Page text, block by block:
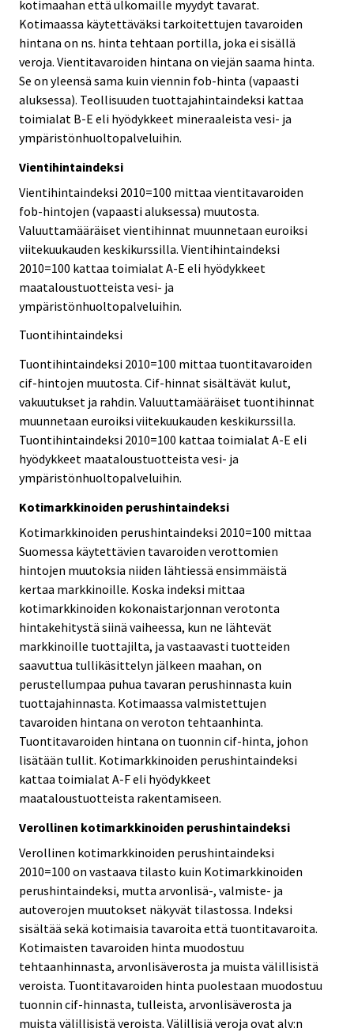
kotimaahan että ulkomaille myydyt tavarat.
Kotimaassa käytettäväksi tarkoitettujen tavaroiden
hintana on ns. hinta tehtaan portilla, joka ei sisällä
veroja. Vientitavaroiden hintana on viejän saama hinta.
Se on yleensä sama kuin viennin fob-hinta (vapaasti
aluksessa). Teollisuuden tuottajahintaindeksi kattaa
toimialat B-E eli hyödykkeet mineraaleista vesi- ja
ympäristönhuoltopalveluihin.
Vientihintaindeksi
Vientihintaindeksi 2010=100 mittaa vientitavaroiden
fob-hintojen (vapaasti aluksessa) muutosta.
Valuuttamääräiset vientihinnat muunnetaan euroiksi
viitekuukauden keskikurssilla. Vientihintaindeksi
2010=100 kattaa toimialat A-E eli hyödykkeet
maataloustuotteista vesi- ja
ympäristönhuoltopalveluihin.
Tuontihintaindeksi
Tuontihintaindeksi 2010=100 mittaa tuontitavaroiden
cif-hintojen muutosta. Cif-hinnat sisältävät kulut,
vakuutukset ja rahdin. Valuuttamääräiset tuontihinnat
muunnetaan euroiksi viitekuukauden keskikurssilla.
Tuontihintaindeksi 2010=100 kattaa toimialat A-E eli
hyödykkeet maataloustuotteista vesi- ja
ympäristönhuoltopalveluihin.
Kotimarkkinoiden perushintaindeksi
Kotimarkkinoiden perushintaindeksi 2010=100 mittaa
Suomessa käytettävien tavaroiden verottomien
hintojen muutoksia niiden lähtiessä ensimmäistä
kertaa markkinoille. Koska indeksi mittaa
kotimarkkinoiden kokonaistarjonnan verotonta
hintakehitystä siinä vaiheessa, kun ne lähtevät
markkinoille tuottajilta, ja vastaavasti tuotteiden
saavuttua tullikäsittelyn jälkeen maahan, on
perustellumpaa puhua tavaran perushinnasta kuin
tuottajahinnasta. Kotimaassa valmistettujen
tavaroiden hintana on veroton tehtaanhinta.
Tuontitavaroiden hintana on tuonnin cif-hinta, johon
lisätään tullit. Kotimarkkinoiden perushintaindeksi
kattaa toimialat A-F eli hyödykkeet
maataloustuotteista rakentamiseen.
Verollinen kotimarkkinoiden perushintaindeksi
Verollinen kotimarkkinoiden perushintaindeksi
2010=100 on vastaava tilasto kuin Kotimarkkinoiden
perushintaindeksi, mutta arvonlisä-, valmiste- ja
autoverojen muutokset näkyvät tilastossa. Indeksi
sisältää sekä kotimaisia tavaroita että tuontitavaroita.
Kotimaisten tavaroiden hinta muodostuu
tehtaanhinnasta, arvonlisäverosta ja muista välillisistä
veroista. Tuontitavaroiden hinta puolestaan muodostuu
tuonnin cif-hinnasta, tulleista, arvonlisäverosta ja
muista välillisistä veroista. Välillisiä veroja ovat alv:n